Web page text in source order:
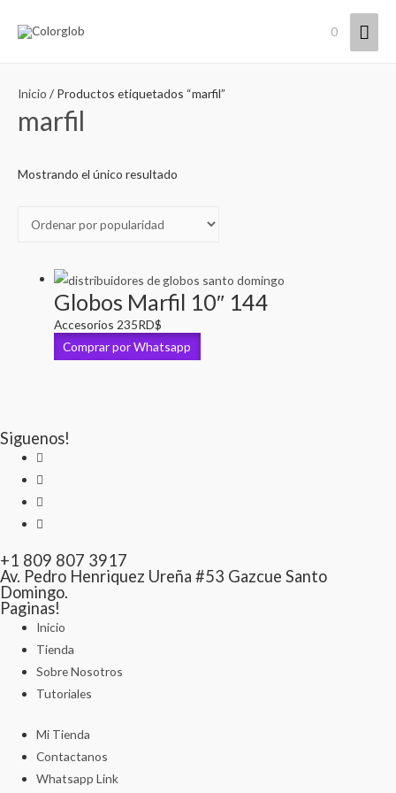
0
Inicio / Productos etiquetados “marfil”
marfil
Mostrando el único resultado
Globos Marfil 10″ 144
Accesorios 235RD$
Comprar por Whatsapp
Siguenos!
+1 809 807 3917
Av. Pedro Henriquez Ureña #53 Gazcue Santo
Domingo.
Paginas!
Inicio
Tienda
Sobre Nosotros
Tutoriales
Mi Tienda
Contactanos
Whatsapp Link